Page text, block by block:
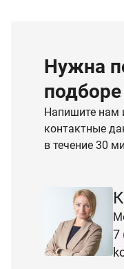
Нужна
подборе
Напишите нам
контактные
в течение 30
7